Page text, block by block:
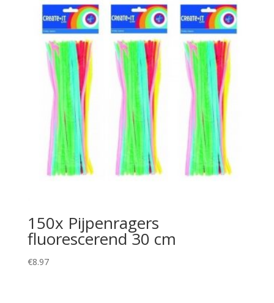
150x Pijpenragers
fluorescerend 30 cm
€8.97